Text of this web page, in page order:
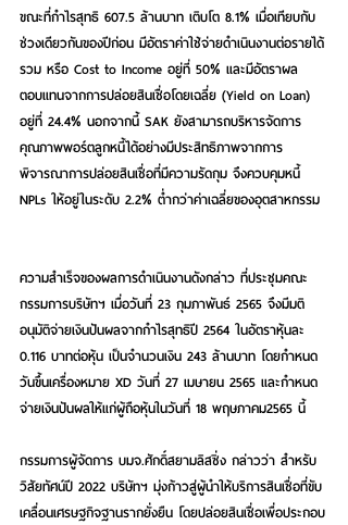
ขณะที่กำไรสุทธิ 607.5 ล้านบาท เติบโต 8.1% เมื่อเทียบกับ
ช่วงเดียวกันของปีก่อน มีอัตราค่าใช้จ่ายดำเนินงานต่อรายได้
รวม หรือ Cost to Income อยู่ที่ 50% และมีอัตราผล
ตอบแทนจากการปล่อยสินเชื่อโดยเฉลี่ย (Yield on Loan)
อยู่ที่ 24.4% นอกจากนี้ SAK ยังสามารถบริหารจัดการ
คุณภาพพอร์ตลูกหนี้ได้อย่างมีประสิทธิภาพจากการ
พิจารณาการปล่อยสินเชื่อที่มีความรัดกุม จึงควบคุมหนี้
NPLs ให้อยู่ในระดับ 2.2% ต่ำกว่าค่าเฉลี่ยของอุตสาหกรรม
ความสำเร็จของผลการดำเนินงานดังกล่าว ที่ประชุมคณะ
กรรมการบริษัทฯ เมื่อวันที่ 23 กุมภาพันธ์ 2565 จึงมีมติ
อนุมัติจ่ายเงินปันผลจากกำไรสุทธิปี 2564 ในอัตราหุ้นละ
0.116 บาทต่อหุ้น เป็นจำนวนเงิน 243 ล้านบาท โดยกำหนด
วันขึ้นเครื่องหมาย XD วันที่ 27 เมษายน 2565 และกำหนด
จ่ายเงินปันผลให้แก่ผู้ถือหุ้นในวันที่ 18 พฤษภาคม2565 นี้
กรรมการผู้จัดการ บมจ.ศักดิ์สยามลิสซิ่ง กล่าวว่า สำหรับ
วิสัยทัศน์ปี 2022 บริษัทฯ มุ่งก้าวสู่ผู้นำให้บริการสินเชื่อที่ขับ
เคลื่อนเศรษฐกิจฐานรากยั่งยืน โดยปล่อยสินเชื่อเพื่อประกอบ